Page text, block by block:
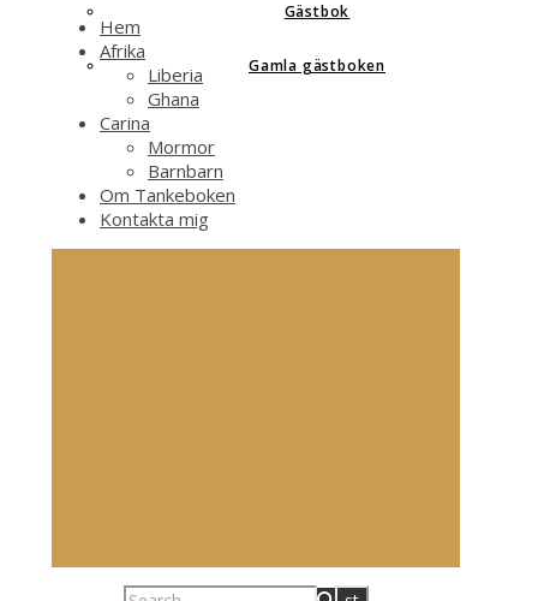
Gästbok
Gamla gästboken
Hem
Afrika
Liberia
Ghana
Carina
Mormor
Barnbarn
Om Tankeboken
Kontakta mig